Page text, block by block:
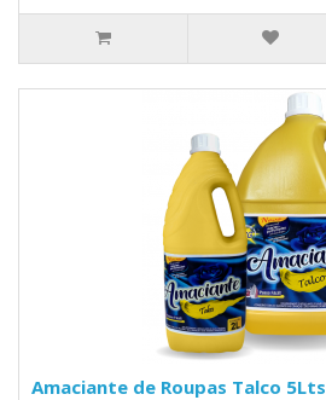
Amaciante de Roupas Talco 5Lts